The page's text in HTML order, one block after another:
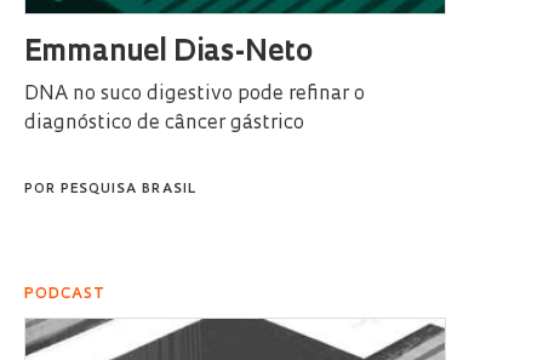
Emmanuel Dias-Neto
DNA no suco digestivo pode refinar o
diagnóstico de câncer gástrico
POR PESQUISA BRASIL
PODCAST